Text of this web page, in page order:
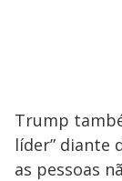
Trump
líder” diante
as pessoas